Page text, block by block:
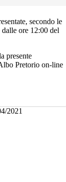
secondo le
dalle ore 12:00 del
presente
Pretorio on-line
2021